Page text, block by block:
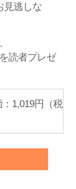
見逃しな
読者プレゼ
1,019円（税